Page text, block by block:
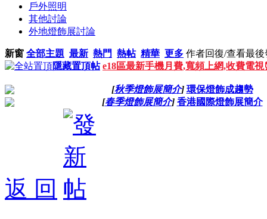
戶外照明
其他討論
外地燈飾展討論
新窗 全部主題 最新 熱門 熱帖 精華 更多 作者回復/查看最後
隱藏置頂帖 e18區最新手機月費,寬頻上網,收費電
[秋季燈飾展簡介] 環保燈飾成趨勢
[春季燈飾展簡介] 香港國際燈飾展簡介
返 回